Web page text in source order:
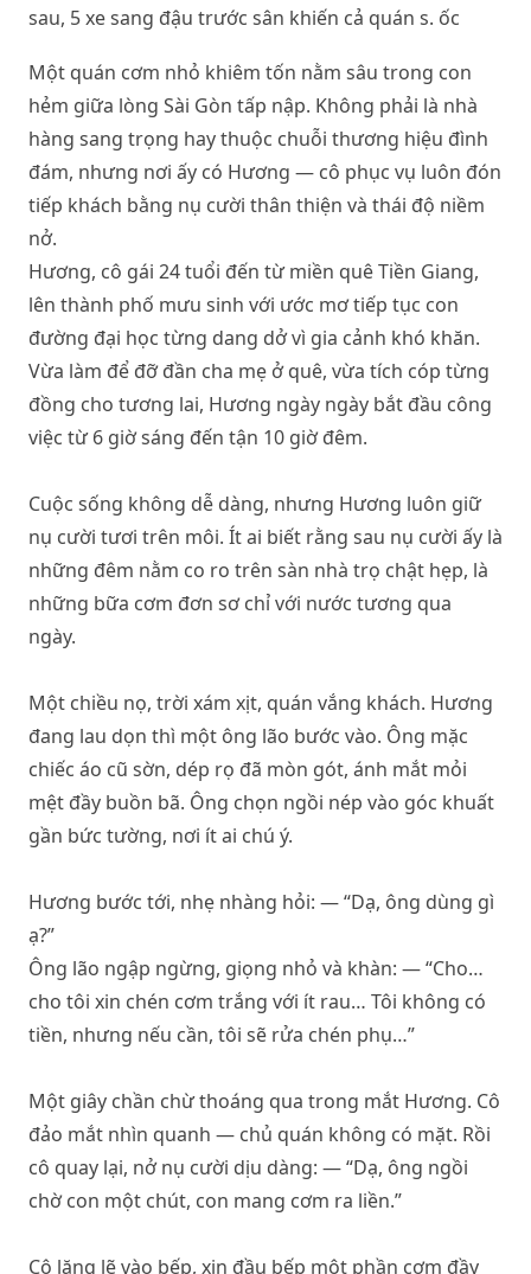
sau, 5 xe sang đậu trước sân khiến cả quán s. ốc
Một quán cơm nhỏ khiêm tốn nằm sâu trong con
hẻm giữa lòng Sài Gòn tấp nập. Không phải là nhà
hàng sang trọng hay thuộc chuỗi thương hiệu đình
đám, nhưng nơi ấy có Hương — cô phục vụ luôn đón
tiếp khách bằng nụ cười thân thiện và thái độ niềm
nở.
Hương, cô gái 24 tuổi đến từ miền quê Tiền Giang,
lên thành phố mưu sinh với ước mơ tiếp tục con
đường đại học từng dang dở vì gia cảnh khó khăn.
Vừa làm để đỡ đần cha mẹ ở quê, vừa tích cóp từng
đồng cho tương lai, Hương ngày ngày bắt đầu công
việc từ 6 giờ sáng đến tận 10 giờ đêm.
Cuộc sống không dễ dàng, nhưng Hương luôn giữ
nụ cười tươi trên môi. Ít ai biết rằng sau nụ cười ấy là
những đêm nằm co ro trên sàn nhà trọ chật hẹp, là
những bữa cơm đơn sơ chỉ với nước tương qua
ngày.
Một chiều nọ, trời xám xịt, quán vắng khách. Hương
đang lau dọn thì một ông lão bước vào. Ông mặc
chiếc áo cũ sờn, dép rọ đã mòn gót, ánh mắt mỏi
mệt đầy buồn bã. Ông chọn ngồi nép vào góc khuất
gần bức tường, nơi ít ai chú ý.
Hương bước tới, nhẹ nhàng hỏi: — “Dạ, ông dùng gì
ạ?”
Ông lão ngập ngừng, giọng nhỏ và khàn: — “Cho…
cho tôi xin chén cơm trắng với ít rau… Tôi không có
tiền, nhưng nếu cần, tôi sẽ rửa chén phụ…”
Một giây chần chừ thoáng qua trong mắt Hương. Cô
đảo mắt nhìn quanh — chủ quán không có mặt. Rồi
cô quay lại, nở nụ cười dịu dàng: — “Dạ, ông ngồi
chờ con một chút, con mang cơm ra liền.”
Cô lặng lẽ vào bếp, xin đầu bếp một phần cơm đầy